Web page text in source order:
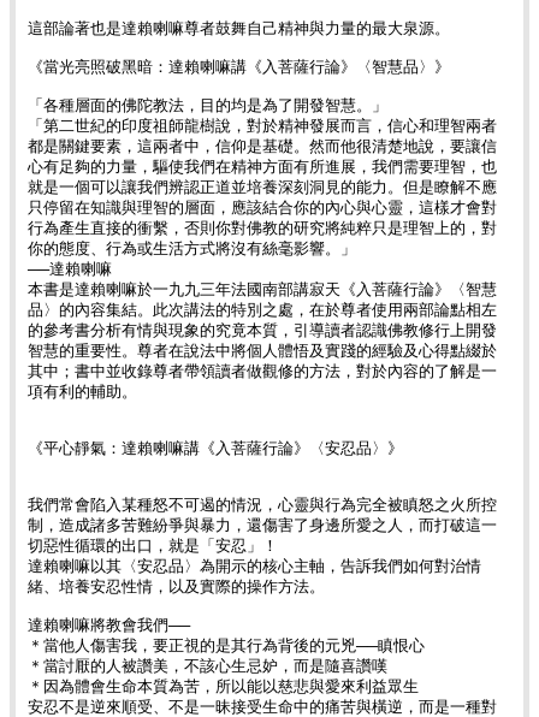
這部論著也是達賴喇嘛尊者鼓舞自己精神與力量的最大泉源。
《當光亮照破黑暗：達賴喇嘛講《入菩薩行論》〈智慧品〉》
「各種層面的佛陀教法，目的均是為了開發智慧。」
「第二世紀的印度祖師龍樹說，對於精神發展而言，信心和理智兩者
都是關鍵要素，這兩者中，信仰是基礎。然而他很清楚地說，要讓信
心有足夠的力量，驅使我們在精神方面有所進展，我們需要理智，也
就是一個可以讓我們辨認正道並培養深刻洞見的能力。但是瞭解不應
只停留在知識與理智的層面，應該結合你的內心與心靈，這樣才會對
行為產生直接的衝繫，否則你對佛教的研究將純粹只是理智上的，對
你的態度、行為或生活方式將沒有絲毫影響。」
──達賴喇嘛
本書是達賴喇嘛於一九九三年法國南部講寂天《入菩薩行論》〈智慧
品〉的內容集結。此次講法的特別之處，在於尊者使用兩部論點相左
的參考書分析有情與現象的究竟本質，引導讀者認識佛教修行上開發
智慧的重要性。尊者在說法中將個人體悟及實踐的經驗及心得點綴於
其中；書中並收錄尊者帶領讀者做觀修的方法，對於內容的了解是一
項有利的輔助。
《平心靜氣：達賴喇嘛講《入菩薩行論》〈安忍品〉》
我們常會陷入某種怒不可遏的情況，心靈與行為完全被瞋怒之火所控
制，造成諸多苦難紛爭與暴力，還傷害了身邊所愛之人，而打破這一
切惡性循環的出口，就是「安忍」！
達賴喇嘛以其〈安忍品〉為開示的核心主軸，告訴我們如何對治情
緒、培養安忍性情，以及實際的操作方法。
達賴喇嘛將教會我們──
＊當他人傷害我，要正視的是其行為背後的元兇──瞋恨心
＊當討厭的人被讚美，不該心生忌妒，而是隨喜讚嘆
＊因為體會生命本質為苦，所以能以慈悲與愛來利益眾生
安忍不是逆來順受、不是一昧接受生命中的痛苦與橫逆，而是一種對